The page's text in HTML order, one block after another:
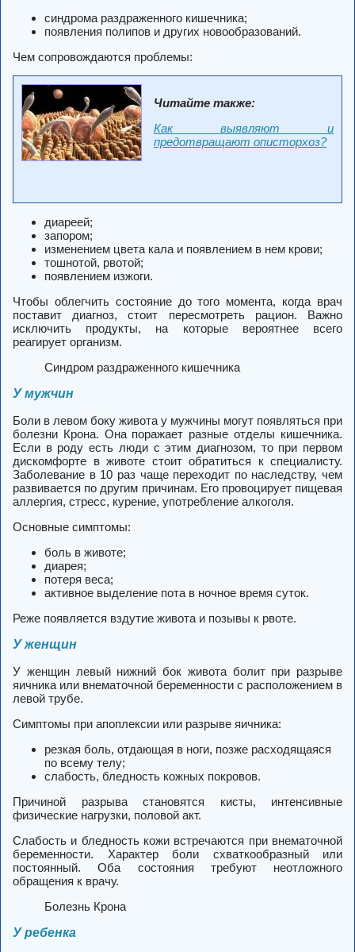
синдрома раздраженного кишечника;
появления полипов и других новообразований.
Чем сопровождаются проблемы:
Читайте также:
Как выявляют и
предотвращают описторхоз?
диареей;
запором;
изменением цвета кала и появлением в нем крови;
тошнотой, рвотой;
появлением изжоги.
Чтобы облегчить состояние до того момента, когда врач
поставит диагноз, стоит пересмотреть рацион. Важно
исключить продукты, на которые вероятнее всего
реагирует организм.
Синдром раздраженного кишечника
У мужчин
Боли в левом боку живота у мужчины могут появляться при
болезни Крона. Она поражает разные отделы кишечника.
Если в роду есть люди с этим диагнозом, то при первом
дискомфорте в животе стоит обратиться к специалисту.
Заболевание в 10 раз чаще переходит по наследству, чем
развивается по другим причинам. Его провоцирует пищевая
аллергия, стресс, курение, употребление алкоголя.
Основные симптомы:
боль в животе;
диарея;
потеря веса;
активное выделение пота в ночное время суток.
Реже появляется вздутие живота и позывы к рвоте.
У женщин
У женщин левый нижний бок живота болит при разрыве
яичника или внематочной беременности с расположением в
левой трубе.
Симптомы при апоплексии или разрыве яичника:
резкая боль, отдающая в ноги, позже расходящаяся
по всему телу;
слабость, бледность кожных покровов.
Причиной разрыва становятся кисты, интенсивные
физические нагрузки, половой акт.
Слабость и бледность кожи встречаются при внематочной
беременности. Характер боли схваткообразный или
постоянный. Оба состояния требуют неотложного
обращения к врачу.
Болезнь Крона
У ребенка